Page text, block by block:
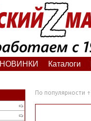
НОВИНКИ Каталоги
По популярности